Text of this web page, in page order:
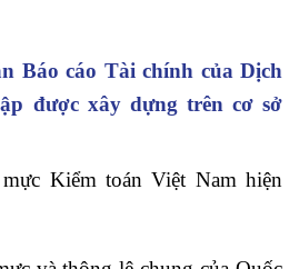
Báo cáo Tài chính của Dịch
được xây dựng trên cơ sở
Kiểm toán Việt Nam hiện